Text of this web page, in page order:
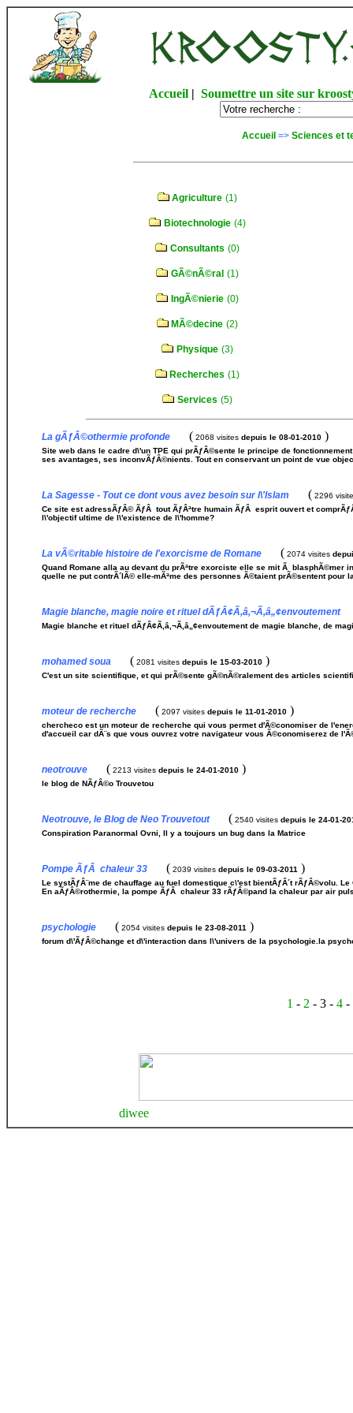
Accueil |Soumettre un site sur
Accueil => Sciences et
Agriculture (1)
Biotechnologie (4)
Consultants (0)
GÃ©nÃ©ral (1)
IngÃ©nierie (0)
MÃ©decine (2)
Physique (3)
Recherches (1)
Services (5)
La gÃƒÂ©othermie profonde ( 2068 visites depuis le 08-01-2010 )
Site web dans le cadre d\'un TPE qui prÃƒÂ©sente le principe de
ses avantages, ses inconvÃƒÂ©nients. Tout en conservant un point de vue
La Sagesse - Tout ce dont vous avez besoin sur l\'Islam ( 2296
Ce site est adressÃƒÂ© ÃƒÂ tout ÃƒÂªtre humain ÃƒÂ esprit ouvert et
l\'objectif ultime de l\'existence de l\'homme?
La vÃ©ritable histoire de l'exorcisme de Romane ( 2074 visites
Quand Romane alla au devant du prÃªtre exorciste elle se mit Ã
quelle ne put contrÃ´lÃ© elle-mÃªme des personnes Ã©taient prÃ©sentent pour
Magie blanche, magie noire et rituel dÃƒÂ¢Ã‚â‚¬Ã‚â„¢envoutement
Magie blanche et rituel dÃƒÂ¢Ã‚â‚¬Ã‚â„¢envoutement de magie blanche, de
mohamed soua ( 2081 visites depuis le 15-03-2010 )
C'est un site scientifique, et qui prÃ©sente gÃ©nÃ©ralement des articles
moteur de recherche ( 2097 visites depuis le 11-01-2010 )
chercheco est un moteur de recherche qui vous permet d'Ã©conomiser de
d'accueil car dÃ¨s que vous ouvrez votre navigateur vous Ã©conomiserez de
neotrouve ( 2213 visites depuis le 24-01-2010 )
le blog de NÃƒÂ©o Trouvetou
Neotrouve, le Blog de Neo Trouvetout( 2540 visites depuis le 24-01-
Conspiration Paranormal Ovni, Il y a toujours un bug dans la Matrice
Pompe ÃƒÂ chaleur 33 ( 2039 visites depuis le 09-03-2011 )
Le systÃƒÂ¨me de chauffage au fuel domestique c\'est bientÃƒÂ´t rÃƒÂ©volu.
En aÃƒÂ©rothermie, la pompe ÃƒÂ chaleur 33 rÃƒÂ©pand la chaleur par air
psychologie ( 2054 visites depuis le 23-08-2011 )
forum d\'ÃƒÂ©change et d\'interaction dans l\'univers de la psychologie.la
1 - 2 - 3 - 4 -
diwee